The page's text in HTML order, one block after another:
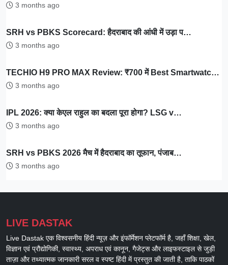
3 months ago
SRH vs PBKS Scorecard: हैदराबाद की आंधी में उड़ा प…
3 months ago
TECHIO H9 PRO MAX Review: ₹700 में Best Smartwatc…
3 months ago
IPL 2026: क्या केएल राहुल का बदला पूरा होगा? LSG v…
3 months ago
SRH vs PBKS 2026 मैच में हैदराबाद का तूफान, पंजाब…
3 months ago
LIVE DASTAK
Live Dastak एक विश्वसनीय हिंदी न्यूज़ और इंफॉर्मेशन प्लेटफॉर्म है, जहाँ शिक्षा, खेल,
विज्ञान एवं प्रौद्योगिकी, स्वास्थ्य, अपराध एवं कानून, गैजेट्स और लाइफस्टाइल से जुड़ी
ताज़ा और तथ्यात्मक जानकारी सरल व स्पष्ट हिंदी में प्रस्तुत की जाती है, ताकि पाठकों